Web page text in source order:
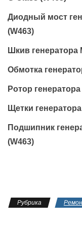
Диодный мост
(W463)
Шкив генератора
Обмотка
Ротор
Щетки
Подшипник
(W463)
Рубрика